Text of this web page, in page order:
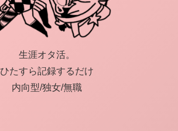
生涯オタ活。
ひたすら記録するだけ
内向型/独女/無職